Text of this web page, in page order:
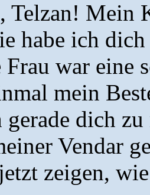
Telzan! Mein
habe ich
war eine
mein
dich
Vendar
zeigen,